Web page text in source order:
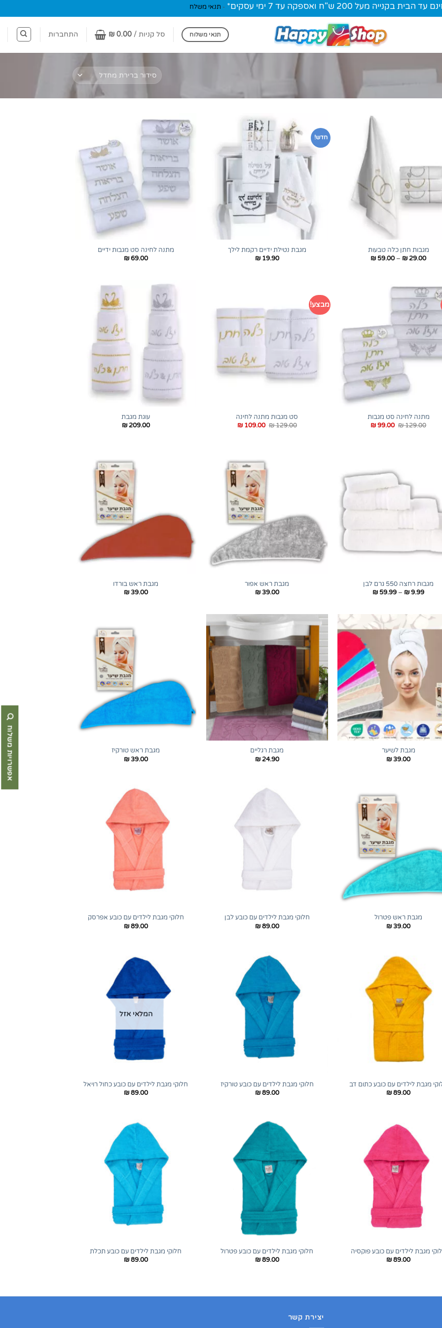
בקנייה מעל 200 ש"ח ואספקה עד 7 ימי עסקים* - תנאי משלח
תנאי משלוח סל קניות / ₪ 0.00 התחברות
מגבות חתן כלה טבעות
₪ 29.00
–
₪ 59.00 טווח
חדש!
מגבת נטילת ידיים רקמת לילך
₪19.90
מתנה לחינה סט מגבות ידיים
₪69.00
+
מתנה לחינה סט מגבות
₪129.00 המחיר₪99.00 המחיר
מבצע!
סט מגבות מתנה לחינה
₪129.00 המחיר ₪109.00
עוגת מגבת
₪209.00
מגבות רחצה 550 גרם לבן
₪9.99
–
₪ 59.99 טווח
⁦₪ 59.99⁩
+
מגבת ראש אפור
₪39.00
מגבת ראש בורדו
₪39.00
+
מגבת לשיער
₪39.00
מגבת רגליים
₪24.90
+
מגבת ראש טורקיז
₪39.00
+
מגבת ראש פטרול
₪39.00
חלוקי מגבת לילדים עם כובע לבן
₪89.00
חלוקי מגבת לילדים עם כובע אפרסק
₪89.00
מגבת לילדים עם כובע כתום דב
₪89.00
חלוקי מגבת לילדים עם כובע טורקיז
₪89.00
המלאי אזל
חלוקי מגבת לילדים עם כובע כחול רויאל
₪89.00
מגבת לילדים עם כובע פוקסיה
₪89.00
חלוקי מגבת לילדים עם כובע פטרול
₪89.00
חלוקי מגבת לילדים עם כובע תכלת
₪89.00
יצירת קשר
אפשרויות משלוח